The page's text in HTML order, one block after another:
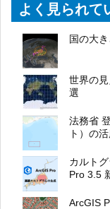
よく見られて
国の大
世界の
選
法務省
ト）の
カルト
Pro 3.5
ArcGIS